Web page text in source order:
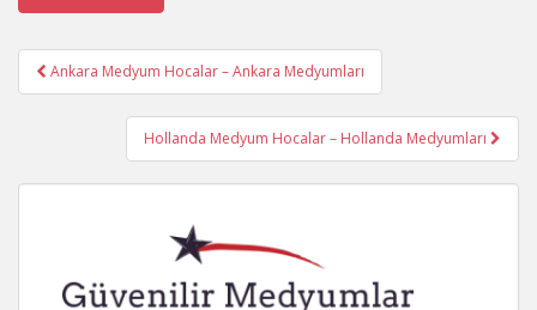
Post
navigation
Ankara Medyum Hocalar – Ankara Medyumları
Hollanda Medyum Hocalar – Hollanda Medyumları